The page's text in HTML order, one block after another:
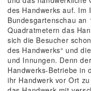
des Handwerks auf. Im
Bundesgartenschau an
Quadratmetern das
sich die Besucher
des Handwerks“ und
und Innungen. Denn
Handwerks-Betriebe in
ihr Handwerk vor Ort